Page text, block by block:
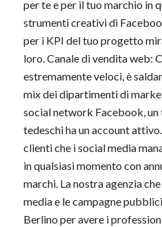
per te e per il tuo marchio in
strumenti creativi di
per i KPI del tuo progetto
loro. Canale di vendita web:
estremamente veloci, è
mix dei dipartimenti di
social network Facebook,
tedeschi ha un account
clienti che i social media
in qualsiasi momento con
marchi. La nostra agenzia
media e le campagne
Berlino per avere i